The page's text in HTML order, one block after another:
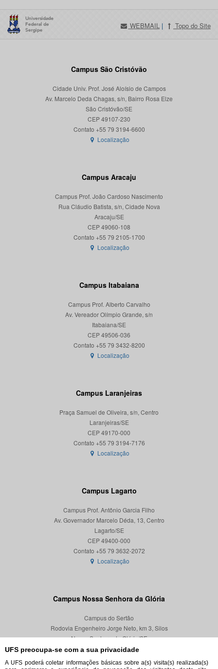
UFS preocupa-se com a sua privacidade
A UFS poderá coletar informações básicas sobre a(s) visita(s) realizada(s)
WEBMAIL | Topo do Site
Campus São Cristóvão
Cidade Univ. Prof. José Aloísio de Campos
Av. Marcelo Deda Chagas, s/n, Bairro Rosa Elze
São Cristóvão/SE
CEP 49107-230
Localização
Campus Aracaju
Campus Prof. João Cardoso Nascimento
Rua Cláudio Batista, s/n, Cidade Nova
Aracaju/SE
CEP 49060-108
Localização
Campus Itabaiana
Campus Prof. Alberto Carvalho
Av. Vereador Olímpio Grande, s/n
Itabaiana/SE
CEP 49506-036
Localização
Campus Laranjeiras
Praça Samuel de Oliveira, s/n, Centro
Laranjeiras/SE
CEP 49170-000
Localização
Campus Lagarto
Campus Prof. Antônio Garcia Filho
Av. Governador Marcelo Déda, 13, Centro
Lagarto/SE
CEP 49400-000
Localização
Campus Nossa Senhora da Glória
Campus do Sertão
Rodovia Engenheiro Jorge Neto, km 3, Silos
Nossa Senhora da Glória/SE
CEP 49680-000